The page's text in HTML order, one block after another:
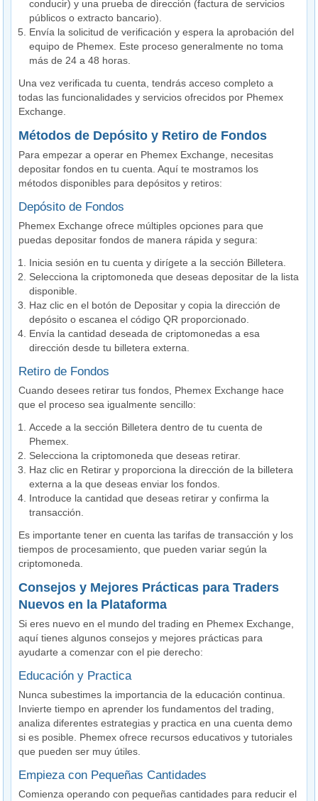
conducir) y una prueba de dirección (factura de servicios
públicos o extracto bancario).
Envía la solicitud de verificación y espera la aprobación del
equipo de Phemex. Este proceso generalmente no toma
más de 24 a 48 horas.
Una vez verificada tu cuenta, tendrás acceso completo a
todas las funcionalidades y servicios ofrecidos por Phemex
Exchange.
Métodos de Depósito y Retiro de Fondos
Para empezar a operar en Phemex Exchange, necesitas
depositar fondos en tu cuenta. Aquí te mostramos los
métodos disponibles para depósitos y retiros:
Depósito de Fondos
Phemex Exchange ofrece múltiples opciones para que
puedas depositar fondos de manera rápida y segura:
Inicia sesión en tu cuenta y dirígete a la sección Billetera.
Selecciona la criptomoneda que deseas depositar de la lista
disponible.
Haz clic en el botón de Depositar y copia la dirección de
depósito o escanea el código QR proporcionado.
Envía la cantidad deseada de criptomonedas a esa
dirección desde tu billetera externa.
Retiro de Fondos
Cuando desees retirar tus fondos, Phemex Exchange hace
que el proceso sea igualmente sencillo:
Accede a la sección Billetera dentro de tu cuenta de
Phemex.
Selecciona la criptomoneda que deseas retirar.
Haz clic en Retirar y proporciona la dirección de la billetera
externa a la que deseas enviar los fondos.
Introduce la cantidad que deseas retirar y confirma la
transacción.
Es importante tener en cuenta las tarifas de transacción y los
tiempos de procesamiento, que pueden variar según la
criptomoneda.
Consejos y Mejores Prácticas para Traders
Nuevos en la Plataforma
Si eres nuevo en el mundo del trading en Phemex Exchange,
aquí tienes algunos consejos y mejores prácticas para
ayudarte a comenzar con el pie derecho:
Educación y Practica
Nunca subestimes la importancia de la educación continua.
Invierte tiempo en aprender los fundamentos del trading,
analiza diferentes estrategias y practica en una cuenta demo
si es posible. Phemex ofrece recursos educativos y tutoriales
que pueden ser muy útiles.
Empieza con Pequeñas Cantidades
Comienza operando con pequeñas cantidades para reducir el